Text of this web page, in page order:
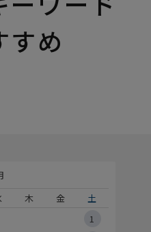
すめ
木 金
土
1